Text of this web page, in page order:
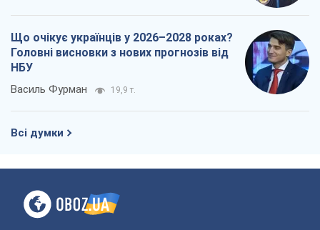
Що очікує українців у 2026–2028 роках?
Головні висновки з нових прогнозів від
НБУ
Василь Фурман 19,9 т.
Всі думки